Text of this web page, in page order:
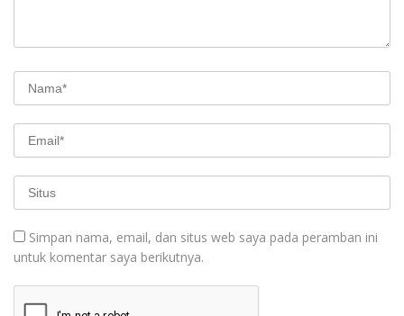
Simpan nama, email, dan situs web saya pada peramban ini
untuk komentar saya berikutnya.